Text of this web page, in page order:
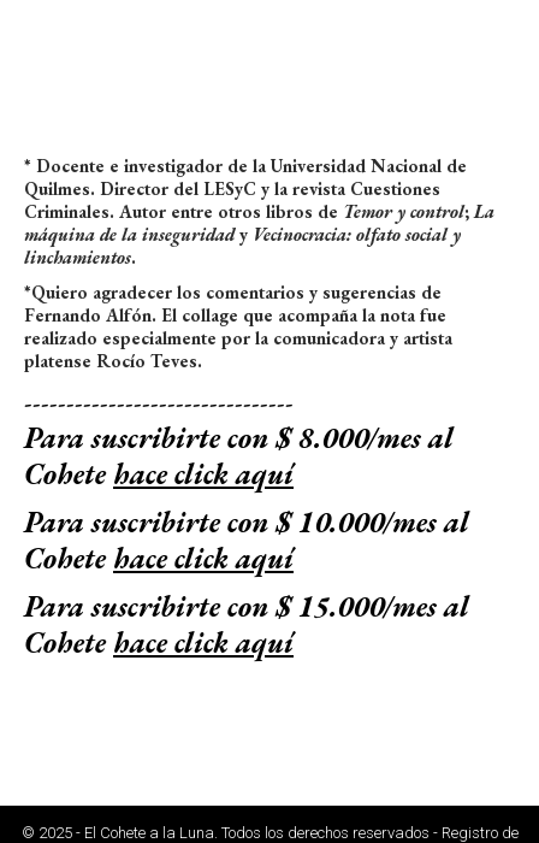
* Docente e investigador de la Universidad Nacional de
Quilmes. Director del LESyC y la revista Cuestiones
Criminales. Autor entre otros libros de Temor y control;La
máquina de la inseguridady Vecinocracia: olfato social y
linchamientos.
*Quiero agradecer los comentarios y sugerencias de
Fernando Alfón. El collage que acompaña la nota fue
realizado especialmente por la comunicadora y artista
platense Rocío Teves.
--------------------------------
Para suscribirte con $ 8.000/mes al
Cohetehace click aquí
Para suscribirte con $ 10.000/mes al
Cohetehace click aquí
Para suscribirte con $ 15.000/mes al
Cohetehace click aquí
© 2025 - El Cohete a la Luna. Todos los derechos reservados - Registro de